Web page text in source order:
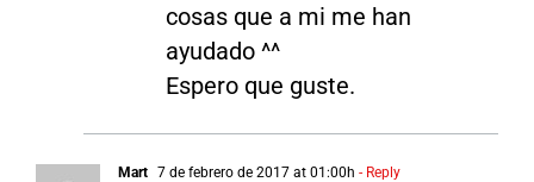
cosas que a mi me han
ayudado ^^
Espero que guste.
Mart 7 de febrero de 2017 at 01:00h - Reply